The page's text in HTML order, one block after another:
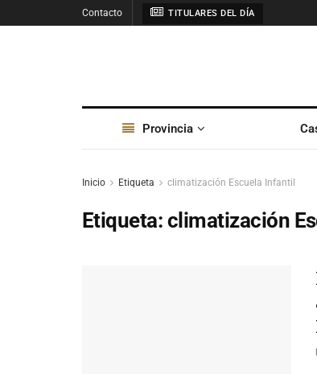
Contacto TITULARES DEL DÍA
Provincia
Inicio Etiqueta climatización Escuela Infantil
Etiqueta: climatización